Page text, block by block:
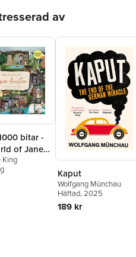
av
bitar -
of Jane
King
Kaput
Wolfgang Münchau
Häftad, 2025
189 kr